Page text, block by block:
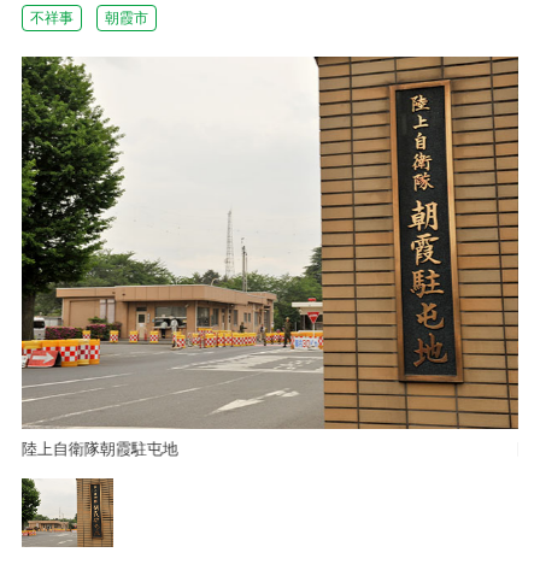
不祥事 朝霞市
陸上自衛隊朝霞駐屯地